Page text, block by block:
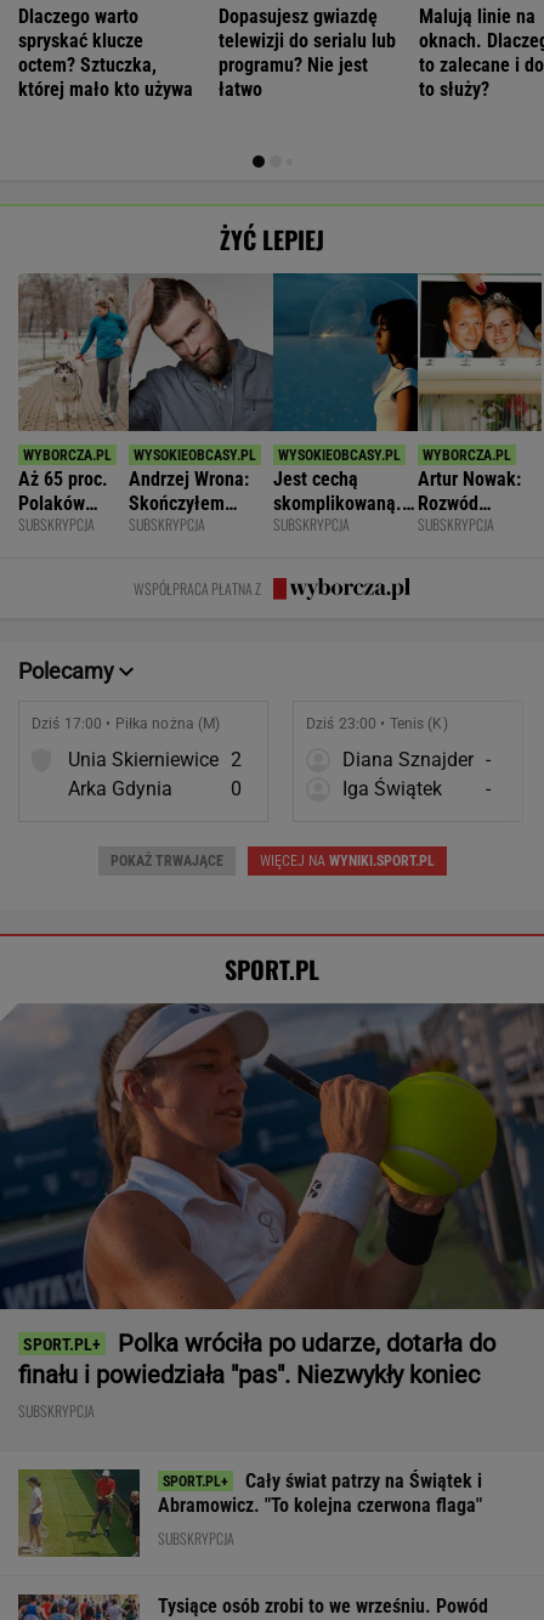
Dlaczego warto
spryskać klucze
octem? Sztuczka,
której mało kto używa
Dopasujesz gwiazdę
telewizji do serialu lub
programu? Nie jest
łatwo
Malują linie na
oknach.
to zalecane i
to służy?
ŻYĆ LEPIEJ
Aż 65 proc.
Polaków
odczuwa
SUBSKRYPCJA
Andrzej Wrona:
Skończyłem
karierę, bo
fajnym mężem i
ojcem
SUBSKRYPCJA
Jest cechą
skomplikowaną.
Sprawia, że silniej
SUBSKRYPCJA
Artur Nowak:
Rozwód
odsłania dużo
SUBSKRYPCJA
WSPÓŁPRACA PŁATNA Z
Polecamy
Dziś 17:00 • Piłka nożna (M)
Unia Skierniewice 2
Arka Gdynia
0
Dziś 23:00 • Tenis (K)
Diana Sznajder -
Iga Świątek
-
POKAŻ TRWAJĄCE WIĘCEJ NAWYNIKI.SPORT.PL
SPORT.PL
Polka wróciła po udarze, dotarła do
finału i powiedziała "pas". Niezwykły koniec
SUBSKRYPCJA
Cały świat patrzy na Świątek i
Abramowicz. "To kolejna czerwona flaga"
SUBSKRYPCJA
Tysiące osób zrobi to we wrześniu. Powód